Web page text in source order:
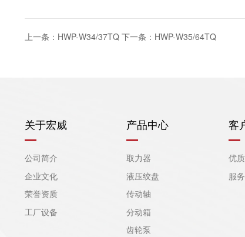
上一条：HWP-W34/37TQ 下一条：HWP-W35/64TQ
关于宏威
公司简介
企业文化
荣誉资质
工厂设备
产品中心
取力器
液压绞盘
传动轴
分动箱
齿轮泵
客
优
服